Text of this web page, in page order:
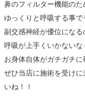
鼻のフィルター機能のた
ゆっくりと呼吸する事で
副交感神経が優位になる
呼吸が上手くいかないな
お身体自体がガチガチに
ぜひ当店に施術を受け
いね！！